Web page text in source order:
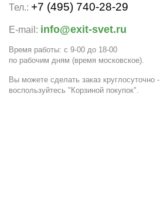
Тел.: +7 (495) 740-28-29
E-mail: info@exit-svet.ru
Время работы: с 9-00 до 18-00
по рабочим дням (время московское).
Вы можете сделать заказ круглосуточно -
воспользуйтесь "Корзиной покупок".